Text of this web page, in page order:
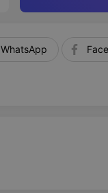
WhatsApp